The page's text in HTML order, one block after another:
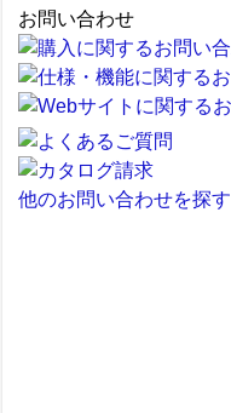
お問い合わせ
他のお問い合わせを探す